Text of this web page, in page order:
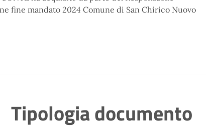
fine mandato 2024 Comune di San Chirico Nuovo
Tipologia documento